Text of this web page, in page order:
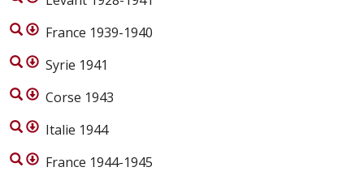
France 1939-1940
Syrie 1941
Corse 1943
Italie 1944
France 1944-1945